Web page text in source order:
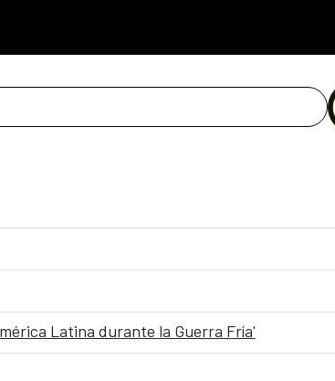
Latina durante la Guerra Fría'